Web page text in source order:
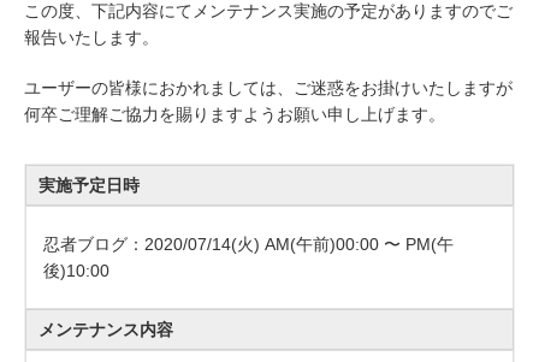
この度、下記内容にてメンテナンス実施の予定がありますのでご
報告いたします。
ユーザーの皆様におかれましては、ご迷惑をお掛けいたしますが
何卒ご理解ご協力を賜りますようお願い申し上げます。
実施予定日時
忍者ブログ：2020/07/14(火) AM(午前)00:00 〜 PM(午
後)10:00
メンテナンス内容